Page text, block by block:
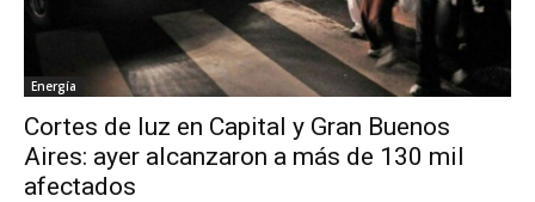
Energía
Cortes de luz en Capital y Gran Buenos
Aires: ayer alcanzaron a más de 130 mil
afectados